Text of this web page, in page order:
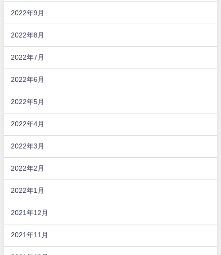
2022年9月
2022年8月
2022年7月
2022年6月
2022年5月
2022年4月
2022年3月
2022年2月
2022年1月
2021年12月
2021年11月